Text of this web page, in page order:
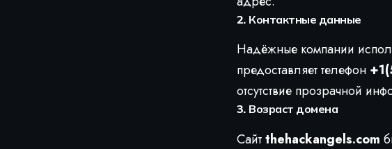
2. Контактные данные
Надёжные компании
предоставляет телефон
отсутствие прозрачной
3. Возраст домена
Сайтthehackangels.com